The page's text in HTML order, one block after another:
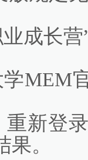
业成长
MEM
新登
。